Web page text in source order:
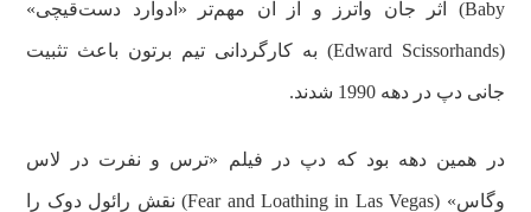
Baby) اثر جان واترز و از آن مهم‌تر «ادوارد دست‌قیچی»
(Edward Scissorhands) به کارگردانی تیم برتون باعث تثبیت
جانی دپ در دهه 1990 شدند.
در همین دهه بود که دپ در فیلم «ترس و نفرت در لاس
وگاس» (Fear and Loathing in Las Vegas) نقش رائول دوک را